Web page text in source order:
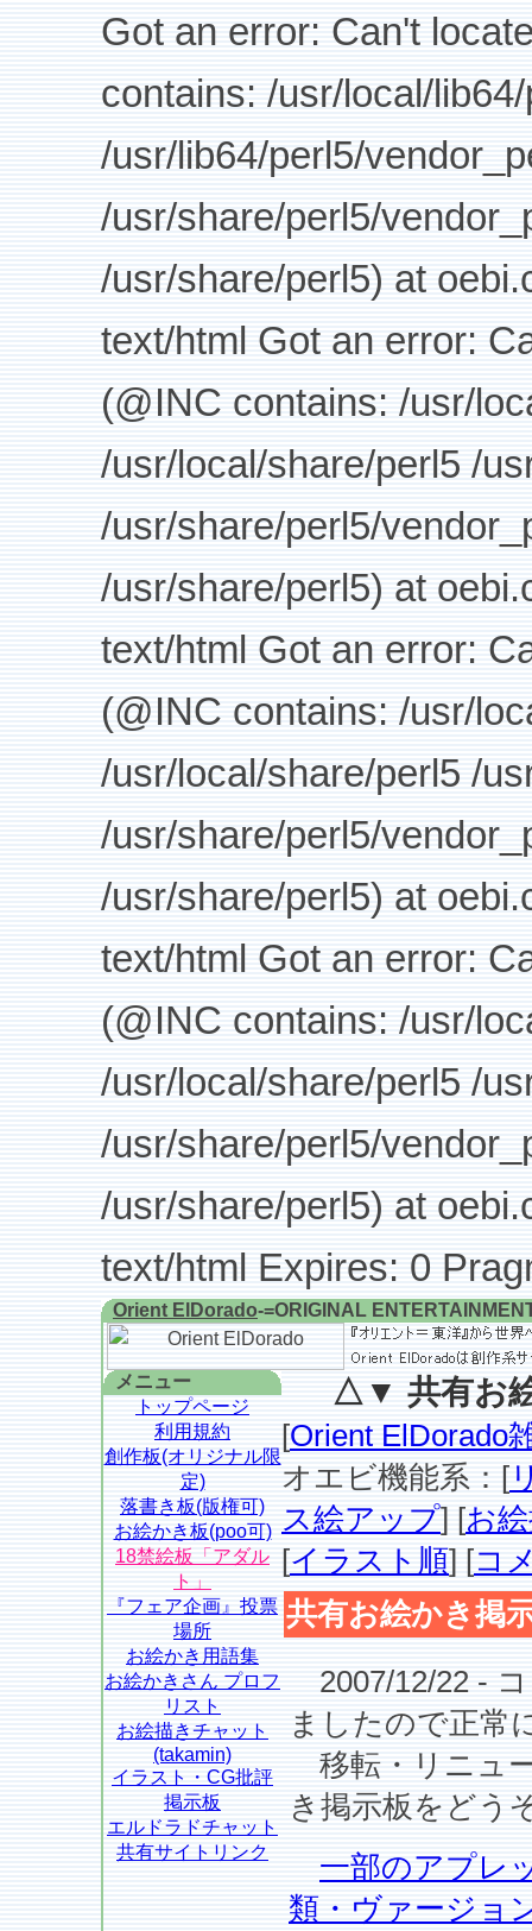
Got an error: Can't
contains: /usr/local/
/usr/lib64/perl5/
/usr/share/perl5/
/usr/share/perl5) at
text/html Got an error:
(@INC contains: /usr/
/usr/local/share/perl5 /
/usr/share/perl5/
/usr/share/perl5) at
text/html Got an error:
(@INC contains: /usr/
/usr/local/share/perl5 /
/usr/share/perl5/
/usr/share/perl5) at
text/html Got an error:
(@INC contains: /usr/
/usr/local/share/perl5 /
/usr/share/perl5/
/usr/share/perl5) at
text/html Expires: 0
Orient ElDorado-=ORIGINAL
メニュー
トップページ
利用規約
創作板(オリジナル限
定)
落書き板(版権可)
お絵かき板(poo可)
18禁絵板「アダル
ト」
『フェア企画』投票
場所
お絵かき用語集
お絵かきさん プロフ
リスト
お絵描きチャット
(takamin)
イラスト・CG批評
掲示板
エルドラドチャット
共有サイトリンク
△▼ 共有お
[Orient ElDorado
オエビ機能系：[
ス絵アップ] [お
[イラスト順] [コ
共有お絵かき掲
2007/12/22 -
ましたので正常
移転・リニュ
き掲示板をどう
一部のアプレ
類・ヴァージョ